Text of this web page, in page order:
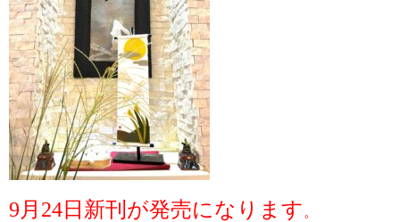
9月24日新刊が発売になります 。